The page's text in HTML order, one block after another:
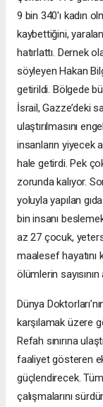
9 bin 340'ı kadın
kaybettiğini,
hatırlattı. Dernek
söyleyen Hakan
getirildi. Bölgede
İsrail, Gazze’deki
ulaştırılmasını
insanların yiyecek
hale getirdi. Pek
zorunda kalıyor.
yoluyla yapılan
bin insanı
az 27 çocuk,
maalesef hayatını
ölümlerin
Dünya
karşılamak üzere
Refah sınırına
faaliyet gösteren
güçlendirecek.
çalışmalarını